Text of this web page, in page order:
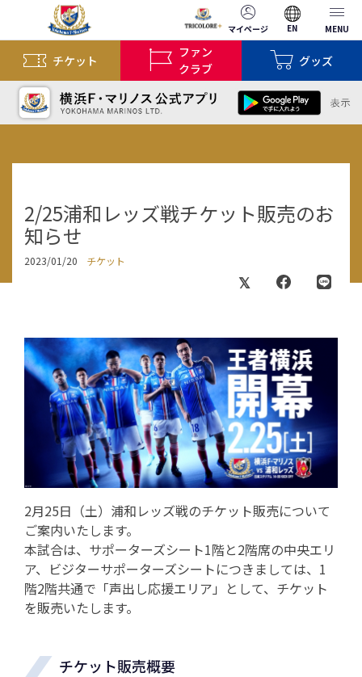
マイページ EN MENU
チケット
ファン
クラブ
グッズ
2/25浦和レッズ戦チケット販売のお
知らせ
2023/01/20 チケット
2月25日（土）浦和レッズ戦のチケット販売について
ご案内いたします。
本試合は、サポーターズシート1階と2階席の中央エリ
ア、ビジターサポーターズシートにつきましては、1
階2階共通で「声出し応援エリア」として、チケット
を販売いたします。
チケット販売概要